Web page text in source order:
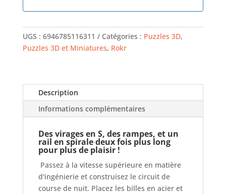
UGS : 6946785116311 Catégories : Puzzles 3D,
Puzzles 3D et Miniatures, Rokr
Description
Informations complémentaires
Des virages en S, des rampes, et un
rail en spirale deux fois plus long
pour plus de plaisir !
Passez à la vitesse supérieure en matière
d'ingénierie et construisez le circuit de
course de nuit. Placez les billes en acier et